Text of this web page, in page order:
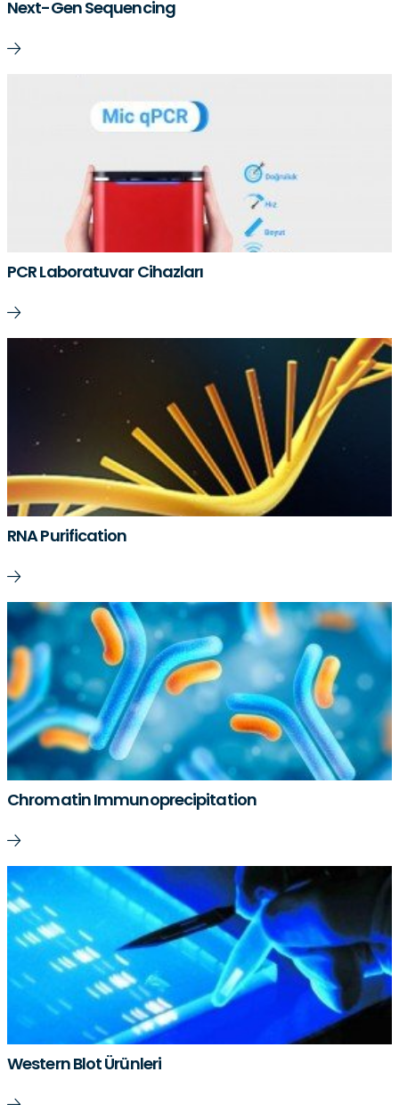
Next-Gen Sequencing
PCR Laboratuvar Cihazları
RNA Purification
Chromatin Immunoprecipitation
Western Blot Ürünleri